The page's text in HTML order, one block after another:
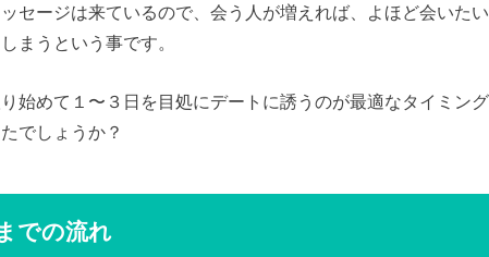
セージは来ているので、会う人が増えれば、よほど会いた
まうという事です。
始めて１〜３日を目処にデートに誘うのが最適なタイミン
でしょうか？
での流れ